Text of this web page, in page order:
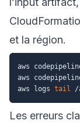
et la région.
aws
aws
aws logs tail /
Les erreurs